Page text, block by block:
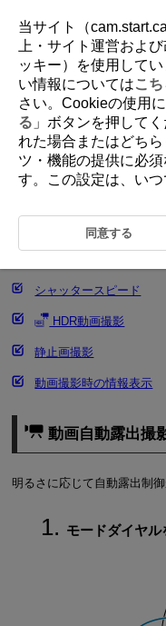
D185-105
動画撮影
動画自動露出撮影
動画マニュアル露出
シャッタースピード
HDR動画撮影
静止画撮影
動画撮影時の情報表示
動画自動露出撮
明るさに応じて自動露出制御
モードダイヤル
当サイト（
上・サイト運営およ
ッキー）を使用して
い情報についてはこち
さい。Cookieの使用
る 」ボタンを押してく
れた場合またはどち
ツ・機能の提供に必
す。この設定は、いつ
同意する